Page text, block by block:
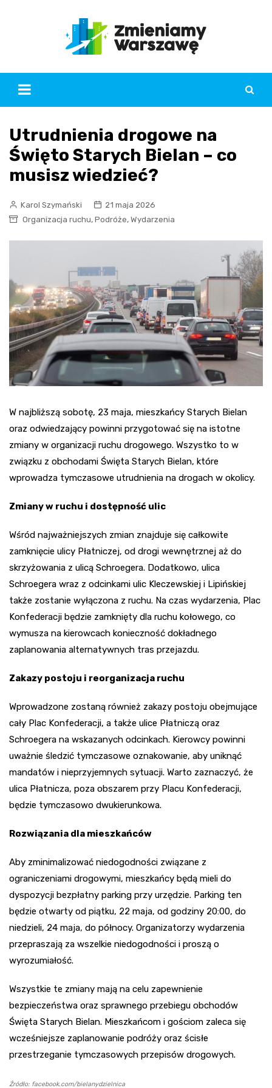
Utrudnienia drogowe na
Święto Starych Bielan – co
musisz wiedzieć?
Karol Szymański
21 maja 2026
Organizacja ruchu, Podróże, Wydarzenia
W najbliższą sobotę, 23 maja, mieszkańcy Starych Bielan
oraz odwiedzający powinni przygotować się na istotne
zmiany w organizacji ruchu drogowego. Wszystko to w
związku z obchodami Święta Starych Bielan, które
wprowadza tymczasowe utrudnienia na drogach w okolicy.
Zmiany w ruchu i dostępność ulic
Wśród najważniejszych zmian znajduje się całkowite
zamknięcie ulicy Płatniczej, od drogi wewnętrznej aż do
skrzyżowania z ulicą Schroegera. Dodatkowo, ulica
Schroegera wraz z odcinkami ulic Kleczewskiej i Lipińskiej
także zostanie wyłączona z ruchu. Na czas wydarzenia, Plac
Konfederacji będzie zamknięty dla ruchu kołowego, co
wymusza na kierowcach konieczność dokładnego
zaplanowania alternatywnych tras przejazdu.
Zakazy postoju i reorganizacja ruchu
Wprowadzone zostaną również zakazy postoju obejmujące
cały Plac Konfederacji, a także ulice Płatniczą oraz
Schroegera na wskazanych odcinkach. Kierowcy powinni
uważnie śledzić tymczasowe oznakowanie, aby uniknąć
mandatów i nieprzyjemnych sytuacji. Warto zaznaczyć, że
ulica Płatnicza, poza obszarem przy Placu Konfederacji,
będzie tymczasowo dwukierunkowa.
Rozwiązania dla mieszkańców
Aby zminimalizować niedogodności związane z
ograniczeniami drogowymi, mieszkańcy będą mieli do
dyspozycji bezpłatny parking przy urzędzie. Parking ten
będzie otwarty od piątku, 22 maja, od godziny 20:00, do
niedzieli, 24 maja, do północy. Organizatorzy wydarzenia
przepraszają za wszelkie niedogodności i proszą o
wyrozumiałość.
Wszystkie te zmiany mają na celu zapewnienie
bezpieczeństwa oraz sprawnego przebiegu obchodów
Święta Starych Bielan. Mieszkańcom i gościom zaleca się
wcześniejsze zaplanowanie podróży oraz ścisłe
przestrzeganie tymczasowych przepisów drogowych.
Źródło: facebook.com/bielanydzielnica